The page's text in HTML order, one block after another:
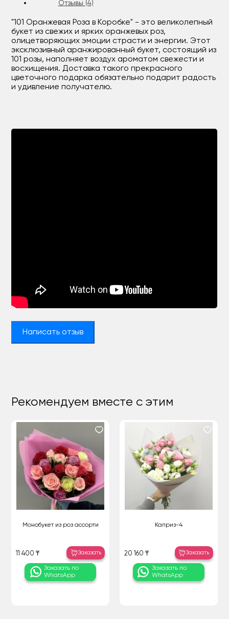
Отзывы (4)
"101 Оранжевая Роза в Коробке" - это великолепный
букет из свежих и ярких оранжевых роз,
олицетворяющих эмоции страсти и энергии. Этот
эксклюзивный аранжированный букет, состоящий из
101 розы, наполняет воздух ароматом свежести и
восхищения. Доставка такого прекрасного
цветочного подарка обязательно подарит радость
и удивление получателю.
Написать отзыв
Рекомендуем вместе с этим
Монобукет из роз ассорти
11 400 ₸ Заказать
Заказать по
WhatsApp
Каприз-4
20 160 ₸ Заказать
Заказать по
WhatsApp